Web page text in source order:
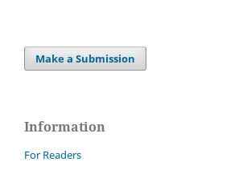
Make a Submission
Information
For Readers